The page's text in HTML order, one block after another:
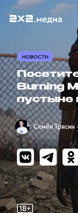
НОВОСТИ
Burning
пустыне
Семён Трясин